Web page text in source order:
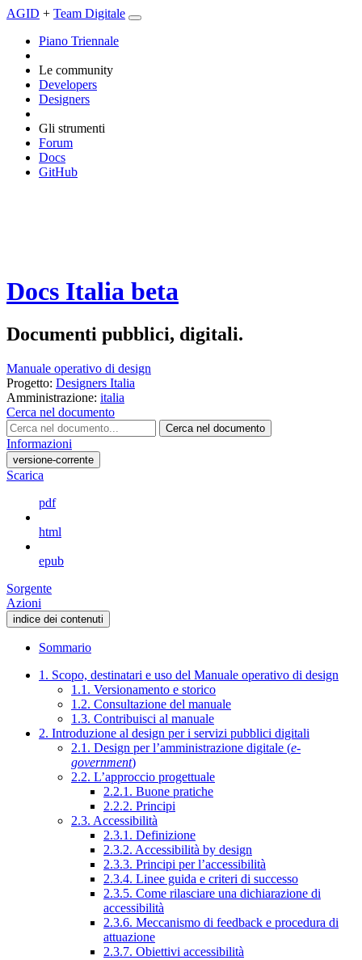
AGID + Team Digitale
Piano Triennale
Le community
Developers
Designers
Gli strumenti
Forum
Docs
GitHub
Docs Italia beta
Documenti pubblici, digitali.
Manuale operativo di design
Progetto: Designers Italia
Amministrazione: italia
Cerca nel documento
Cerca nel documento
Informazioni
versione-corrente
Scarica
pdf
html
epub
Sorgente
Azioni
indice dei contenuti
Sommario
1. Scopo, destinatari e uso del Manuale operativo di design
1.1. Versionamento e storico
1.2. Consultazione del manuale
1.3. Contribuisci al manuale
2. Introduzione al design per i servizi pubblici digitali
2.1. Design per l’amministrazione digitale (e-
government)
2.2. L’approccio progettuale
2.2.1. Buone pratiche
2.2.2. Principi
2.3. Accessibilità
2.3.1. Definizione
2.3.2. Accessibilità by design
2.3.3. Principi per l’accessibilità
2.3.4. Linee guida e criteri di successo
2.3.5. Come rilasciare una dichiarazione di
accessibilità
2.3.6. Meccanismo di feedback e procedura di
attuazione
2.3.7. Obiettivi accessibilità